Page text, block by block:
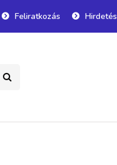
Hirdetés
Feliratkozás